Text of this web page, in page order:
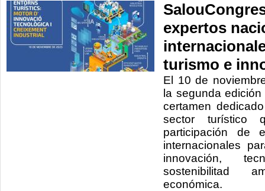
expertos
turismo e
El 10 de
la segunda
certamen
sector turístico
participación de
internacionales
innovación,
sostenibilitad
económica.